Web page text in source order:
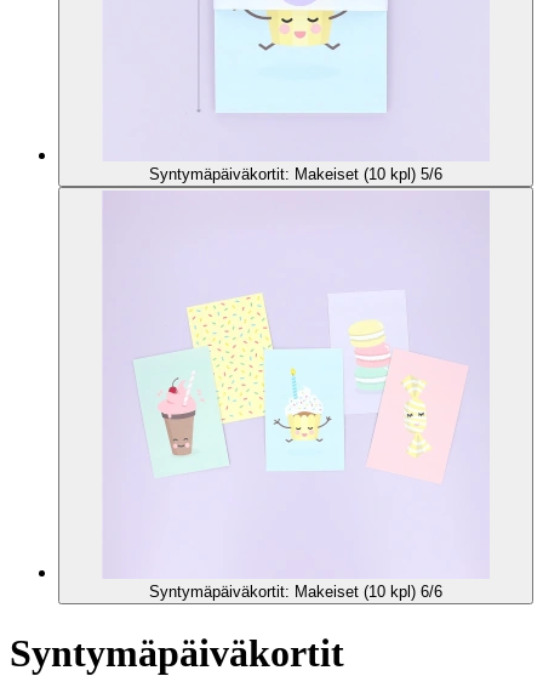
Syntymäpäiväkortit: Makeiset (10 kpl) 5/6
Syntymäpäiväkortit: Makeiset (10 kpl) 6/6
Syntymäpäiväkortit